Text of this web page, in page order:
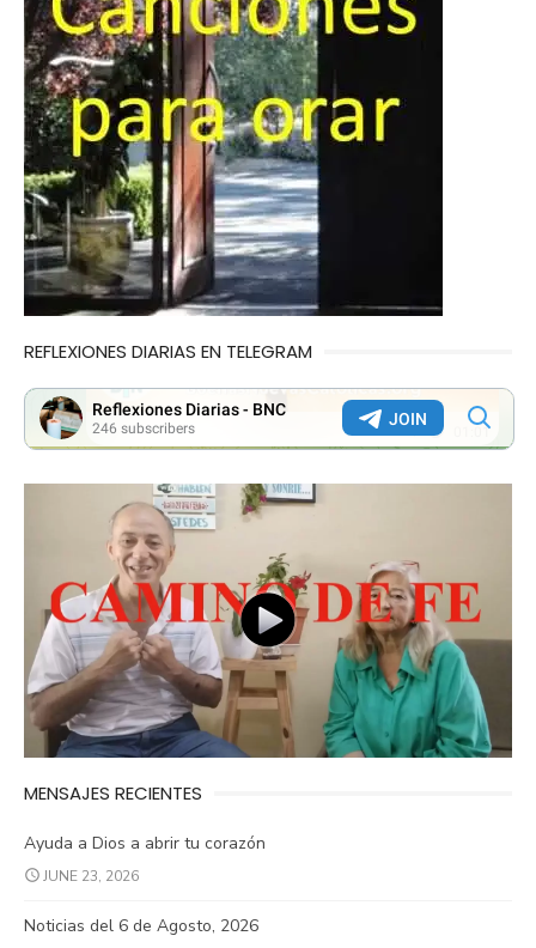
REFLEXIONES DIARIAS EN TELEGRAM
MENSAJES RECIENTES
Ayuda a Dios a abrir tu corazón
JUNE 23, 2026
Noticias del 6 de Agosto, 2026